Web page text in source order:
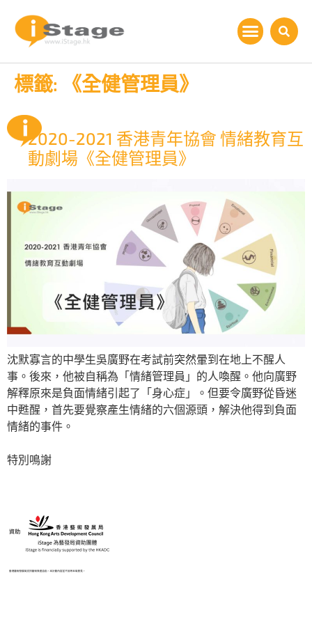
標籤: 《全健管理員》
2020-2021 香港青年協會 情緒教育互
動劇場《全健管理員》
沈默寡言的中學生吳廣野在考試前突然暈到在地上不醒人
事。後來，他被自稱為「情緒管理員」的人喚醒。他向廣野
解釋原來是負面情緒引起了「身心症」。但要令廣野從昏迷
中甦醒，首先要覺察產生情緒的六個源頭，解決他得到負面
情緒的事件。
特別鳴謝